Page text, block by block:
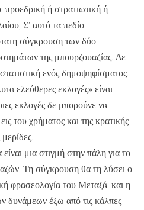
προεδρική ή στρατιωτική ή
Σ’ αυτό τα πεδίο
σύγκρουση των δύο
της μπουρζουαζίας. Δε
ενός δημοψηφίσματος.
ελεύθερες εκλογές» είναι
εκλογές δε μπορούνε να
του χρήματος και της κρατικής
μια στιγμή στην πάλη για το
Τη σύγκρουση θα τη λύσει ο
φρασεολογία του Μεταξά, και η
δυνάμεων έξω από τις κάλπες